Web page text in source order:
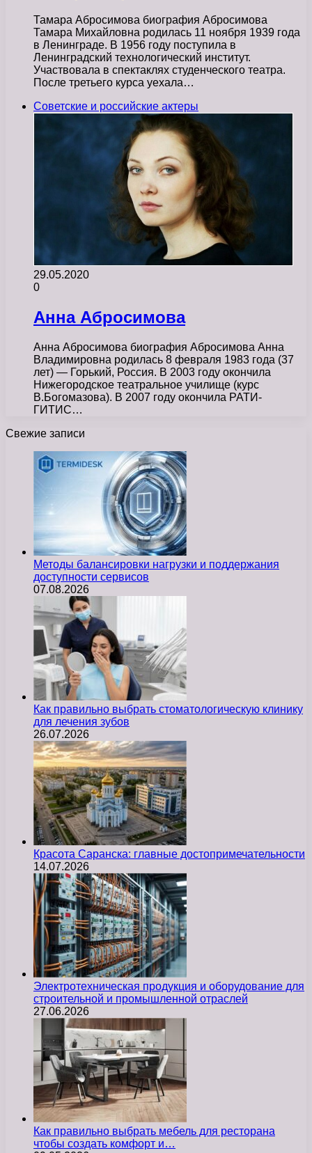
Тамара Абросимова биография Абросимова
Тамара Михайловна родилась 11 ноября 1939 года
в Ленинграде. В 1956 году поступила в
Ленинградский технологический институт.
Участвовала в спектаклях студенческого театра.
После третьего курса уехала…
Советские и российские актеры
29.05.2020
0
Анна Абросимова
Анна Абросимова биография Абросимова Анна
Владимировна родилась 8 февраля 1983 года (37
лет) — Горький, Россия. В 2003 году окончила
Нижегородское театральное училище (курс
В.Богомазова). В 2007 году окончила РАТИ-
ГИТИС…
Свежие записи
Методы балансировки нагрузки и поддержания
доступности сервисов
07.08.2026
Как правильно выбрать стоматологическую клинику
для лечения зубов
26.07.2026
Красота Саранска: главные достопримечательности
14.07.2026
Электротехническая продукция и оборудование для
строительной и промышленной отраслей
27.06.2026
Как правильно выбрать мебель для ресторана
чтобы создать комфорт и…